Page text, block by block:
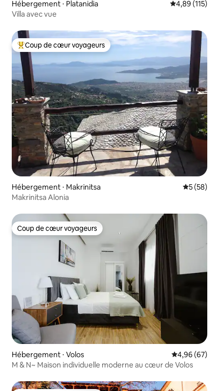
Hébergement ⋅ Platanidia Évaluation
4,89 (115)
Villa avec vue
Coups de cœur voyageurs les plus appréciés
Coup de cœur voyageurs
Hébergement ⋅ Makrinitsa
5 (58)
Makrinitsa Alonia
Coup de cœur voyageurs
Coup de cœur voyageurs
Hébergement ⋅ Volos Évaluation
4,96 (67)
M & N~ Maison individuelle moderne au cœur de Volos